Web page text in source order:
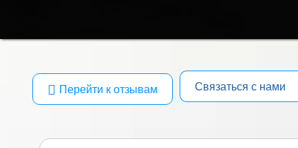
Перейти к отзывам Связаться с нами